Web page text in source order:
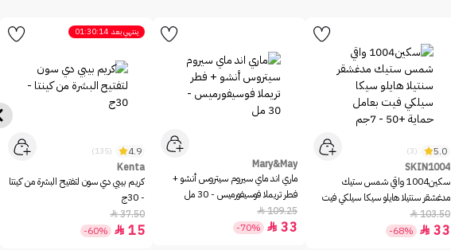
5.0
(3)
SKIN1004
سكين1004 واقي شمس ستيك
مدغشقر سنتيلا هايلو سيكا سيلكي فيت
بعامل حماية +50 - 7جم
103.50

33

-68%
Mary&May
ماري اند ماي سيروم سيتروس أنشو +
فطر تريملا فوسيفورميس - 30 مل
109.25

33

-70%
ينتهي بعد 01:30:14
4.9
(135)
Kenta
كريم بيبي دي سون لتفتيح البشرة من كينتا
- 30ج
37.50

15

-60%